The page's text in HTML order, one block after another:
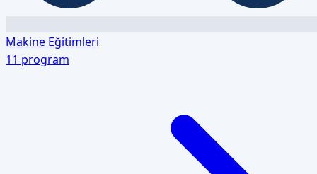
Makine Eğitimleri
11 program